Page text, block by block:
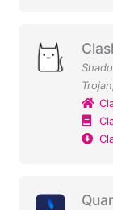
Trojan